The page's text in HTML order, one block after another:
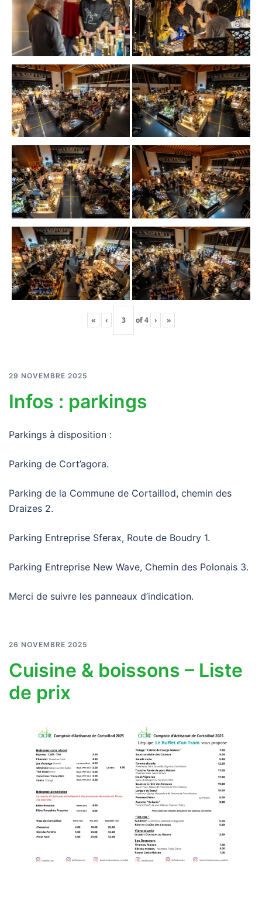
« ‹ of4 › »
29 NOVEMBRE 2025
Infos : parkings
Parkings à disposition :
Parking de Cort’agora.
Parking de la Commune de Cortaillod, chemin des
Draizes 2.
Parking Entreprise Sferax, Route de Boudry 1.
Parking Entreprise New Wave, Chemin des Polonais 3.
Merci de suivre les panneaux d’indication.
26 NOVEMBRE 2025
Cuisine & boissons – Liste
de prix